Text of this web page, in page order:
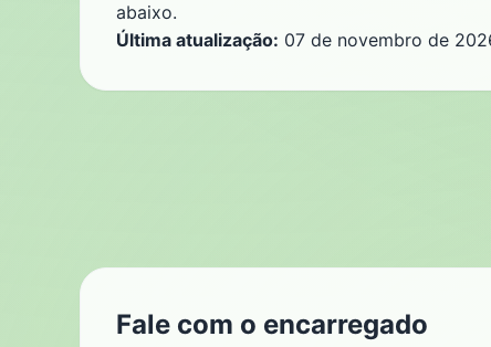
abaixo.
Última atualização: 07 de novembro de
Fale com o encarregado